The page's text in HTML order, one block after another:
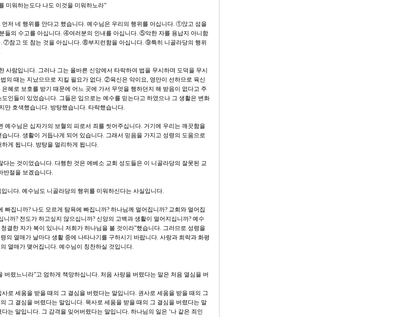
미워하는도다 나도 이것을 미워하노라”
저 네 행위를 안다고 했습니다. 예수님은 우리의 행위를 아십니다. ①앉고 섬을
의 수고를 아십니다. ④여러분의 인내를 아십니다. ⑤악한 자를 용납지 아니함
⑦참고 또 참는 것을 아십니다. ⑧부지런함을 아십니다. ⑨특히 니골라당의 행위
사람입니다. 그러나 그는 올바른 신앙에서 타락하여 법을 무시하며 도덕을 무시
의 때는 지났으므로 지킬 필요가 없다. ②육신은 악이요, 영만이 선하므로 육신
혜로 보호를 받기 때문에 어느 곳에 가서 무엇을 행하던지 해 받음이 없다고 주
인들이 있었습니다. 그들은 입으로는 예수를 믿는다고 하였으나 그 생활은 변화
만 호색했습니다. 방탕했습니다. 타락했습니다.
예수님은 십자가의 보혈의 피로서 죄를 씻어주십니다. 거기에 우리는 깨끗함을
니다. 생활이 거듭나게 되어 있습니다. 그래서 믿음을 가지고 성령의 도움으로
게 됩니다. 방탕을 멀리하게 됩니다.
는 것이었습니다. 다행한 것은 에베소 교회 성도들은 이 니골라당의 잘못된 교
반절을 보겠습니다.
니다. 예수님도 니골라당의 행위를 미워하신다는 사실입니다.
집니까? 나도 모르게 탐욕에 빠집니까? 하나님께 멀어집니까? 교회와 멀어집
까? 전도가 하고싶지 않으십니까? 신앙의 고백과 생활이 멀어지십니까? 예수
결한 자가 복이 있나니 저희가 하나님을 볼 것이라”했습니다. 그러므로 성령을
의 열매가 날마다 생활 중에 나타나기를 구하시기 바랍니다. 사랑과 희락과 화평
열매가 맺어집니다. 예수님이 칭찬하실 것입니다.
버렸느니라”고 엄하게 책망하십니다. 처음 사랑을 버렸다는 말은 처음 열심을 버
로 세움을 받을 때의 그 결심을 버렸다는 말입니다. 권사로 세움을 받을 때의 그
그 결심을 버렸다는 말입니다. 목사로 세움을 받을 때의 그 결심을 버렸다는 말
는 말입니다. 그 감격을 잊어버렸다는 말입니다. 하나님의 일은 ‘나 같은 죄인